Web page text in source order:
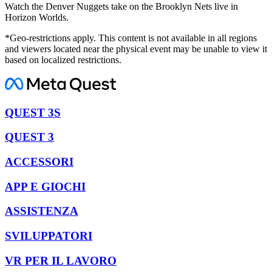
Watch the Denver Nuggets take on the Brooklyn Nets live in
Horizon Worlds.
*Geo-restrictions apply. This content is not available in all regions
and viewers located near the physical event may be unable to view it
based on localized restrictions.
QUEST 3S
QUEST 3
ACCESSORI
APP E GIOCHI
ASSISTENZA
SVILUPPATORI
VR PER IL LAVORO